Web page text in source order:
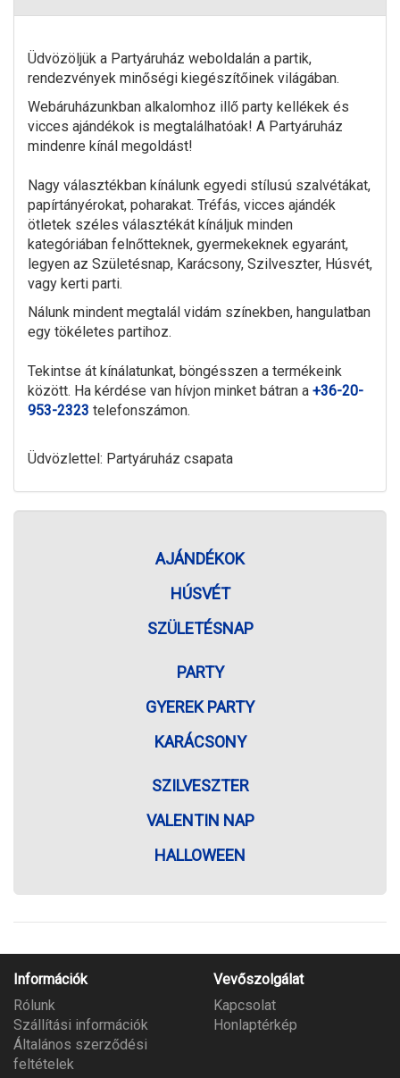
Üdvözöljük a Partyáruház weboldalán a partik,
rendezvények minőségi kiegészítőinek világában.
Webáruházunkban alkalomhoz illő party kellékek és
vicces ajándékok is megtalálhatóak! A Partyáruház
mindenre kínál megoldást!
Nagy választékban kínálunk egyedi stílusú szalvétákat,
papírtányérokat, poharakat. Tréfás, vicces ajándék
ötletek széles választékát kínáljuk minden
kategóriában felnőtteknek, gyermekeknek egyaránt,
legyen az Születésnap, Karácsony, Szilveszter, Húsvét,
vagy kerti parti.
Nálunk mindent megtalál vidám színekben, hangulatban
egy tökéletes partihoz.
Tekintse át kínálatunkat, böngésszen a termékeink
között. Ha kérdése van hívjon minket bátran a +36-20-
953-2323 telefonszámon.
Üdvözlettel: Partyáruház csapata
AJÁNDÉKOK
HÚSVÉT
SZÜLETÉSNAP
PARTY
GYEREK PARTY
KARÁCSONY
SZILVESZTER
VALENTIN NAP
HALLOWEEN
Információk
Rólunk
Szállítási információk
Általános szerződési
feltételek
Vevőszolgálat
Kapcsolat
Honlaptérkép